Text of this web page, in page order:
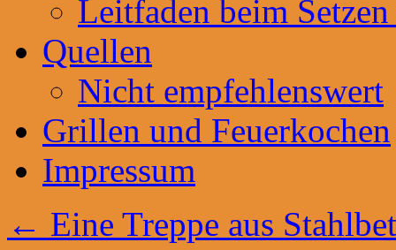
Leitfaden beim
Quellen
Nicht empfehlenswert
Grillen und Feuerkochen
Impressum
← Eine Treppe aus